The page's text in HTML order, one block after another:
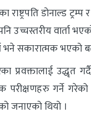
राष्ट्रपति डोनाल्ड
उच्चस्तरीय वार्ता
भने सकारात्मक भएको
प्रवक्तालाई
गर्ने गरेको
जनाएको थियो ।